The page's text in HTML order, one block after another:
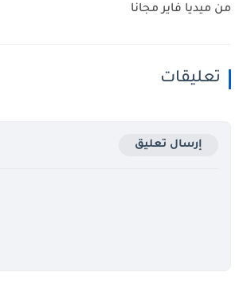
من ميديا فاير مجانا
تعليقات
إرسال تعليق